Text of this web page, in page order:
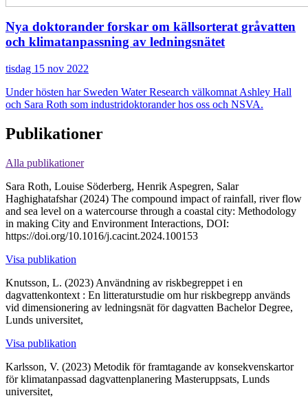
Nya doktorander forskar om källsorterat gråvatten
och klimatanpassning av ledningsnätet
tisdag 15 nov 2022
Under hösten har Sweden Water Research välkomnat Ashley Hall
och Sara Roth som industridoktorander hos oss och NSVA.
Publikationer
Alla publikationer
Sara Roth, Louise Söderberg, Henrik Aspegren, Salar
Haghighatafshar (2024) The compound impact of rainfall, river flow
and sea level on a watercourse through a coastal city: Methodology
in making City and Environment Interactions, DOI:
https://doi.org/10.1016/j.cacint.2024.100153
Visa publikation
Knutsson, L. (2023) Användning av riskbegreppet i en
dagvattenkontext : En litteraturstudie om hur riskbegrepp används
vid dimensionering av ledningsnät för dagvatten Bachelor Degree,
Lunds universitet,
Visa publikation
Karlsson, V. (2023) Metodik för framtagande av konsekvenskartor
för klimatanpassad dagvattenplanering Masteruppsats, Lunds
universitet,